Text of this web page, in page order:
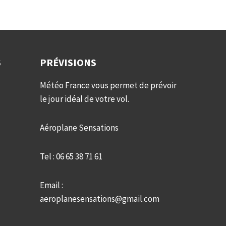
PRÉVISIONS
Météo France vous permet de prévoir
le jour idéal de votre vol.
Aéroplane Sensations
Tel : 06 65 38 71 61
Email :
aeroplanesensations@gmail.com